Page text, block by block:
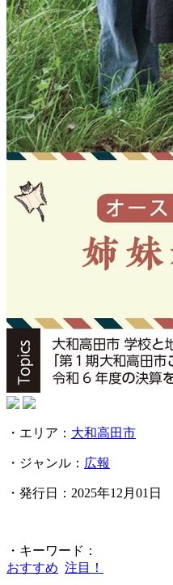
・エリア： 大和高田市
・ジャンル： 広報
・発行日：2025年12月01日
・キーワード：
おすすめ 注目！